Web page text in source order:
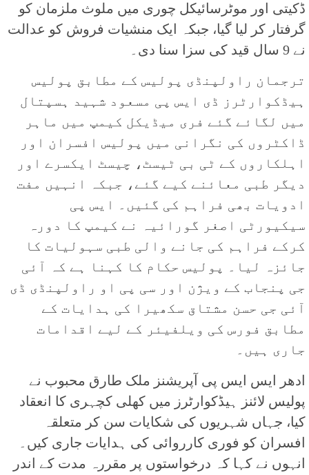
ڈکیتی اور موٹرسائیکل چوری میں ملوث ملزمان کو
گرفتار کر لیا گیا، جبکہ ایک منشیات فروش کو عدالت
نے 9 سال قید کی سزا سنا دی۔
ترجمان راولپنڈی پولیس کے مطابق پولیس
ہیڈکوارٹرز ڈی ایس پی مسعود شہید ہسپتال
میں لگائے گئے فری میڈیکل کیمپ میں ماہر
ڈاکٹروں کی نگرانی میں پولیس افسران اور
اہلکاروں کے ٹی بی ٹیسٹ، چیسٹ ایکسرے اور
دیگر طبی معائنے کیے گئے، جبکہ انہیں مفت
ادویات بھی فراہم کی گئیں۔ ایس پی
سیکیورٹی اصغر گورائیہ نے کیمپ کا دورہ
کرکے فراہم کی جانے والی طبی سہولیات کا
جائزہ لیا۔ پولیس حکام کا کہنا ہے کہ آئی
جی پنجاب کے ویژن اور سی پی او راولپنڈی ڈی
آئی جی حسن مشتاق سکھیرا کی ہدایات کے
مطابق فورس کی ویلفیئر کے لیے اقدامات
جاری ہیں۔
ادھر ایس ایس پی آپریشنز ملک طارق محبوب نے
پولیس لائنز ہیڈکوارٹرز میں کھلی کچہری کا انعقاد
کیا، جہاں شہریوں کی شکایات سن کر متعلقہ
افسران کو فوری کارروائی کی ہدایات جاری کیں۔
انہوں نے کہا کہ درخواستوں پر مقررہ مدت کے اندر